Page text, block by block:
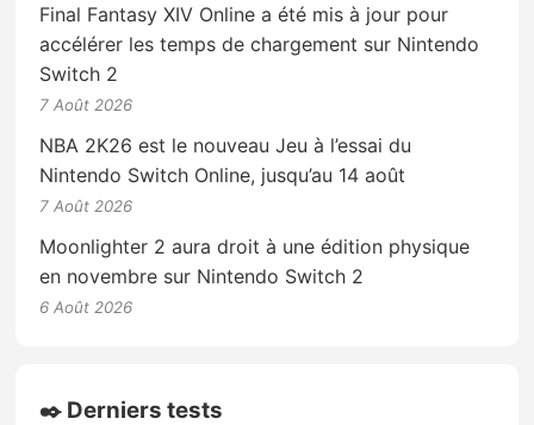
Final Fantasy XIV Online a été mis à jour pour
accélérer les temps de chargement sur Nintendo
Switch 2
7 Août 2026
NBA 2K26 est le nouveau Jeu à l’essai du
Nintendo Switch Online, jusqu’au 14 août
7 Août 2026
Moonlighter 2 aura droit à une édition physique
en novembre sur Nintendo Switch 2
6 Août 2026
✒️ Derniers tests